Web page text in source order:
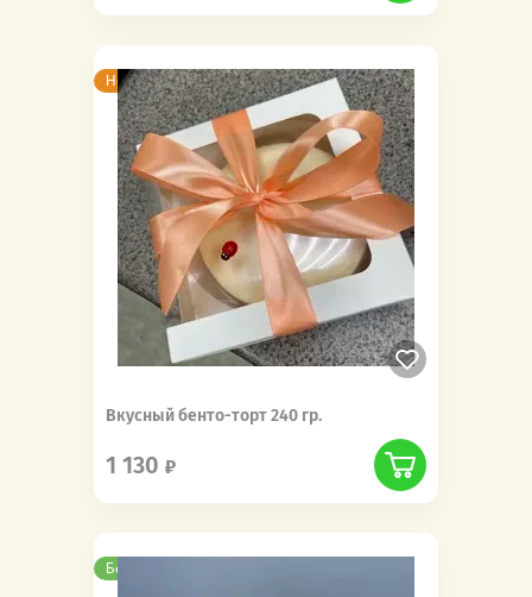
Новинка
Вкусный бенто-торт 240 гр.
1 130
Бесплатная доставка